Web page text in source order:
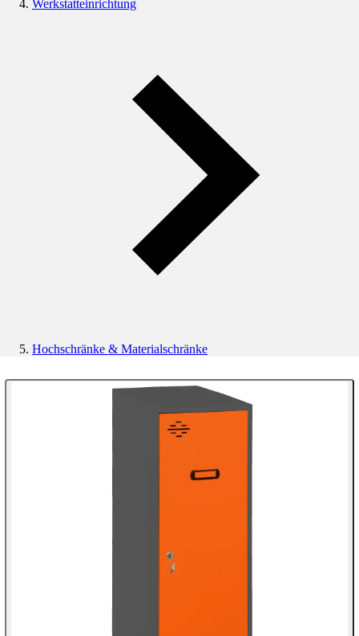
Werkstatteinrichtung
Hochschränke & Materialschränke